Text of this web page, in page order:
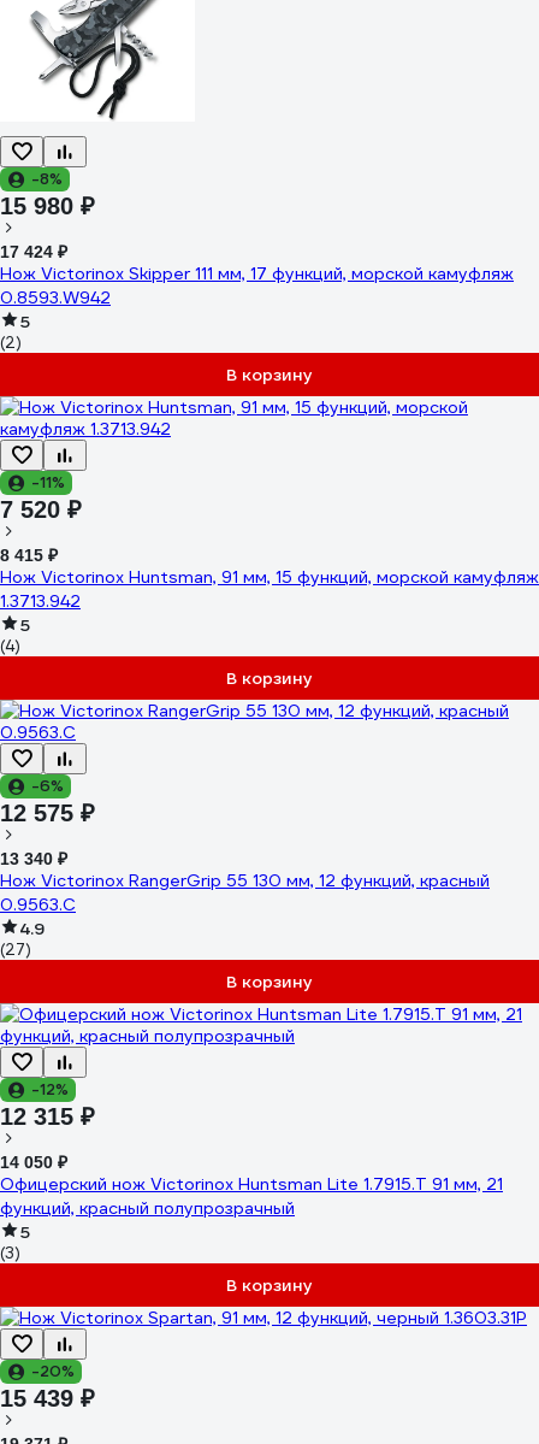
-8%
15 980 ₽
17 424 ₽
Нож Victorinox Skipper 111 мм, 17 функций, морской камуфляж
0.8593.W942
5
(2)
В корзину
-11%
7 520 ₽
8 415 ₽
Нож Victorinox Huntsman, 91 мм, 15 функций, морской камуфляж
1.3713.942
5
(4)
В корзину
-6%
12 575 ₽
13 340 ₽
Нож Victorinox RangerGrip 55 130 мм, 12 функций, красный
0.9563.C
4.9
(27)
В корзину
-12%
12 315 ₽
14 050 ₽
Офицерский нож Victorinox Huntsman Lite 1.7915.T 91 мм, 21
функций, красный полупрозрачный
5
(3)
В корзину
-20%
15 439 ₽